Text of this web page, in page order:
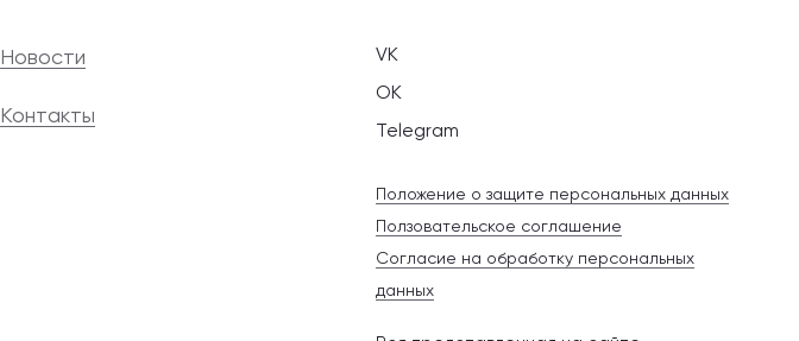
Новости
Контакты
VK
OK
Telegram
Положение о защите персональных данных
Ползовательское соглашение
Согласие на обработку персональных
данных